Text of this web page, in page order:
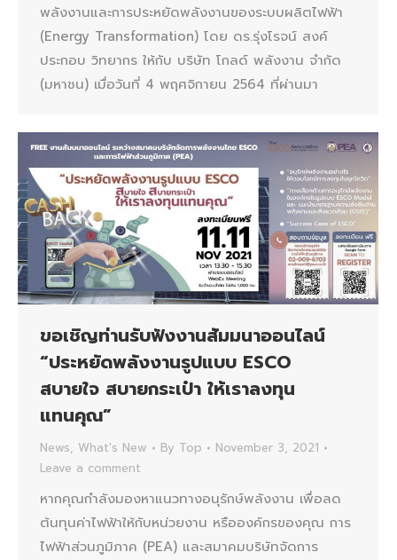
พลังงานและการประหยัดพลังงานของระบบผลิตไฟฟ้า
(Energy Transformation) โดย ดร.รุ่งโรจน์ สงค์
ประกอบ วิทยากร ให้กับ บริษัท โกลด์ พลังงาน จำกัด
(มหาชน) เมื่อวันที่ 4 พฤศจิกายน 2564 ที่ผ่านมา
ขอเชิญท่านรับฟังงานสัมมนาออนไลน์
“ประหยัดพลังงานรูปแบบ ESCO
สบายใจ สบายกระเป๋า ให้เราลงทุน
แทนคุณ”
News, What's New By Top
November 3, 2021
Leave a comment
หากคุณกำลังมองหาแนวทางอนุรักษ์พลังงาน เพื่อลด
ต้นทุนค่าไฟฟ้าให้กับหน่วยงาน หรือองค์กรของคุณ การ
ไฟฟ้าส่วนภูมิภาค (PEA) และสมาคมบริษัทจัดการ